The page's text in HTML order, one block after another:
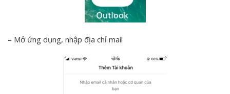
– Mở ứng dụng, nhập địa chỉ mail